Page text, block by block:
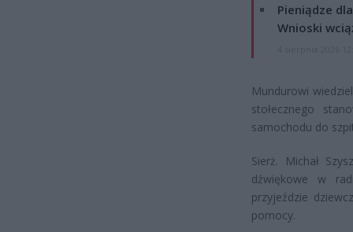
Pieniądze
Wnioski
Mundurowi
stołecznego
samochodu do
Sierż. Michał
dźwiękowe w
przyjeździe
pomocy.